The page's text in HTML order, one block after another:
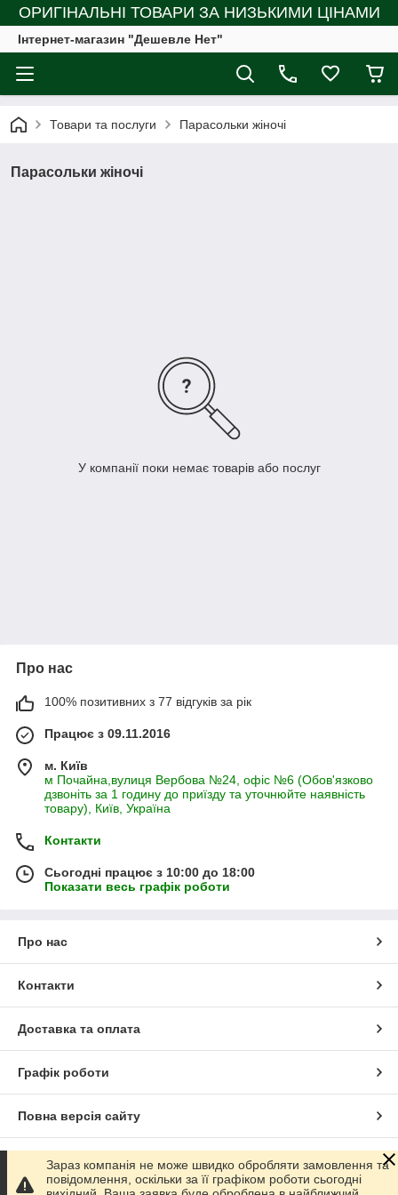
ОРИГІНАЛЬНІ ТОВАРИ ЗА НИЗЬКИМИ ЦІНАМИ
Інтернет-магазин "Дешевле Нет"
Товари та послуги Парасольки жіночі
Парасольки жіночі
У компанії поки немає товарів або послуг
Про нас
100% позитивних з 77 відгуків за рік
Працює з 09.11.2016
м. Київ
м Почайна,вулиця Вербова №24, офіс №6 (Обов'язково
дзвоніть за 1 годину до приїзду та уточнюйте наявність
товару), Київ, Україна
Контакти
Сьогодні працює з 10:00 до 18:00
Показати весь графік роботи
Про нас
Контакти
Доставка та оплата
Графік роботи
Повна версія сайту
Сайт створено на маркетплейсіProm.ua
Зараз компанія не може швидко обробляти замовлення та
повідомлення, оскільки за її графіком роботи сьогодні